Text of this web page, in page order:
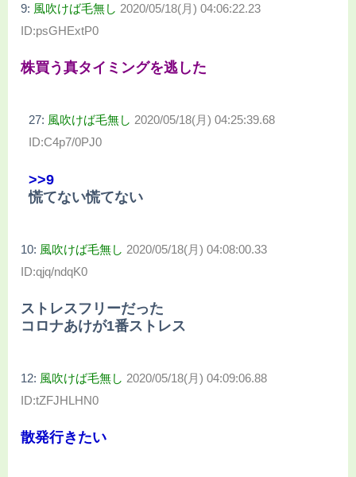
9: 風吹けば毛無し 2020/05/18(月) 04:06:22.23
ID:psGHExtP0
株買う真タイミングを逃した
27: 風吹けば毛無し 2020/05/18(月) 04:25:39.68
ID:C4p7/0PJ0
>>9
慌てない慌てない
10: 風吹けば毛無し 2020/05/18(月) 04:08:00.33
ID:qjq/ndqK0
ストレスフリーだった
コロナあけが1番ストレス
12: 風吹けば毛無し 2020/05/18(月) 04:09:06.88
ID:tZFJHLHN0
散発行きたい